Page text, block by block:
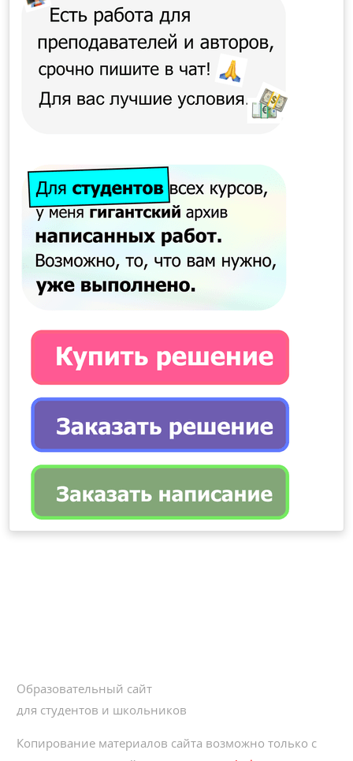
Образовательный сайт
для студентов и школьников
Копирование материалов сайта возможно только с